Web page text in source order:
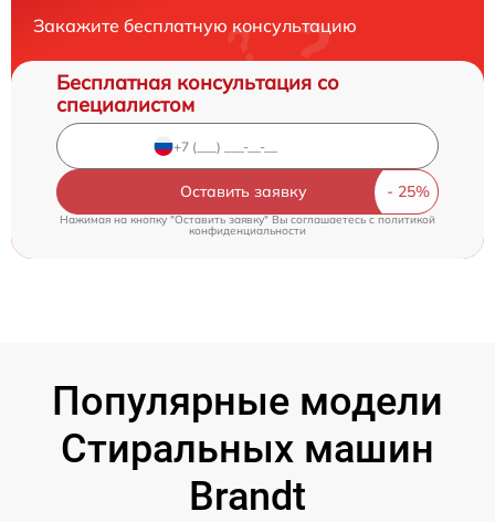
Закажите бесплатную консультацию
Бесплатная консультация со
специалистом
Оставить заявку
Нажимая на кнопку "Оставить заявку" Вы соглашаетесь c политикой
конфиденциальности
Популярные модели
Стиральных машин
Brandt